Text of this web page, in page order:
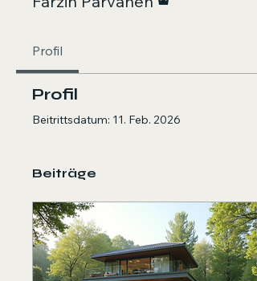
Profil
Profil
Beitrittsdatum: 11. Feb. 2026
Beiträge